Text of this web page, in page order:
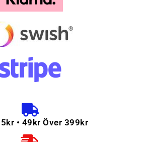
• 49kr Över 399kr